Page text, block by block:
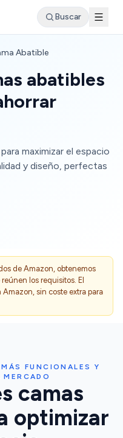
Buscar
Abatible
abatibles
maximizar el espacio
y diseño, perfectas
de Amazon, obtenemos
los requisitos. El
sin coste extra para
FUNCIONALES Y
camas
optimizar